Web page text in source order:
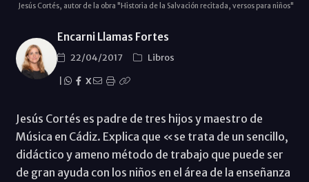
Jesús Cortés, autor de la obra "Historia de la Salvación recitada, versos para niños"
Encarni Llamas Fortes
22/04/2017
Libros
X
Jesús Cortés es padre de tres hijos y maestro de
Música en Cádiz. Explica que «se trata de un sencillo,
didáctico y ameno método de trabajo que puede ser
de gran ayuda con los niños en el área de la enseñanza